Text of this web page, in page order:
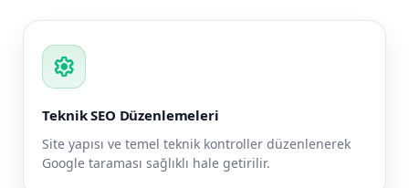
settings
Teknik SEO Düzenlemeleri
Site yapısı ve temel teknik kontroller düzenlenerek
Google taraması sağlıklı hale getirilir.